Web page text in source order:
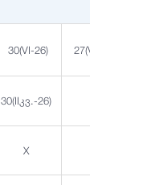
30(VI-26) 27(VII-26)
30(IIკვ.-26)
X